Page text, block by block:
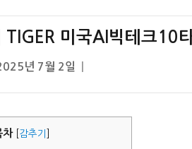
TIGER 미국AI빅테크10
년 7월 2일
차 감추기